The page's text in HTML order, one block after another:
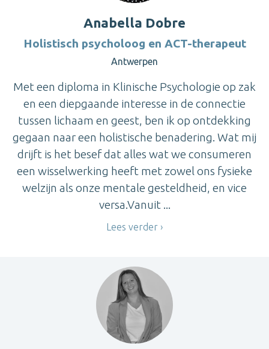
Anabella Dobre
Holistisch psycholoog en ACT-therapeut
Antwerpen
Met een diploma in Klinische Psychologie op zak
en een diepgaande interesse in de connectie
tussen lichaam en geest, ben ik op ontdekking
gegaan naar een holistische benadering. Wat mij
drijft is het besef dat alles wat we consumeren
een wisselwerking heeft met zowel ons fysieke
welzijn als onze mentale gesteldheid, en vice
versa.Vanuit ...
Lees verder